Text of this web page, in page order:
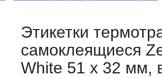
Этикетки
самоклеящиеся
White 51 x 32 мм,